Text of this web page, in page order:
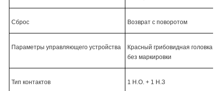
Сброс Возврат с поворотом
Параметры управляющего устройства
Красный грибовидная головка Ø
без маркировки
Тип контактов 1 Н.О. + 1 Н.З